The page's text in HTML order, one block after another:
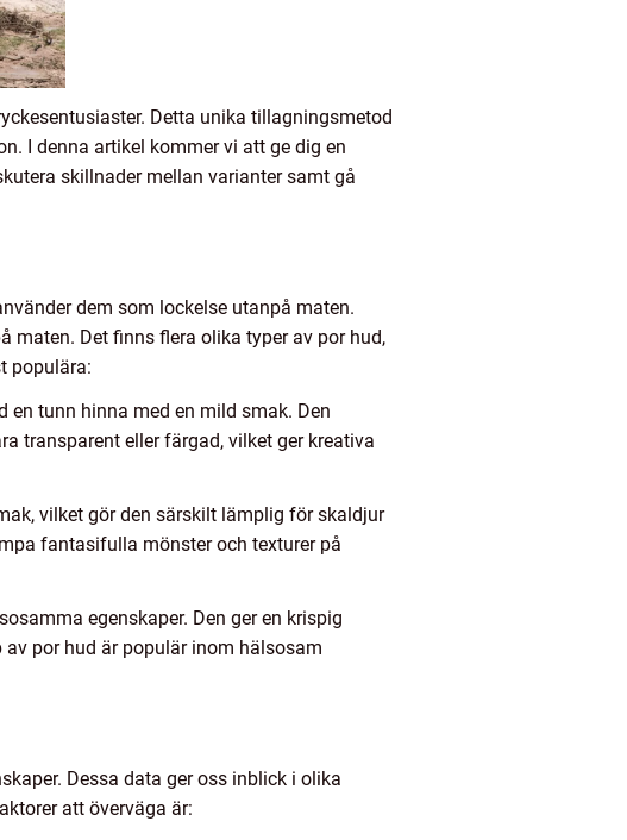
Detta unika tillagningsmetod
I denna artikel kommer vi att ge dig en
skillnader mellan varianter samt gå
dem som lockelse utanpå maten.
maten. Det finns flera olika typer av por hud,
populära:
en tunn hinna med en mild smak. Den
transparent eller färgad, vilket ger kreativa
vilket gör den särskilt lämplig för skaldjur
fantasifulla mönster och texturer på
egenskaper. Den ger en krispig
por hud är populär inom hälsosam
Dessa data ger oss inblick i olika
att överväga är: